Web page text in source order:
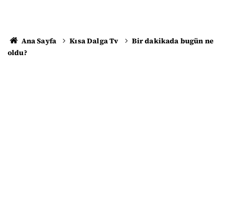
Ana Sayfa Kısa Dalga Tv
Bir dakikada bugün ne
oldu?